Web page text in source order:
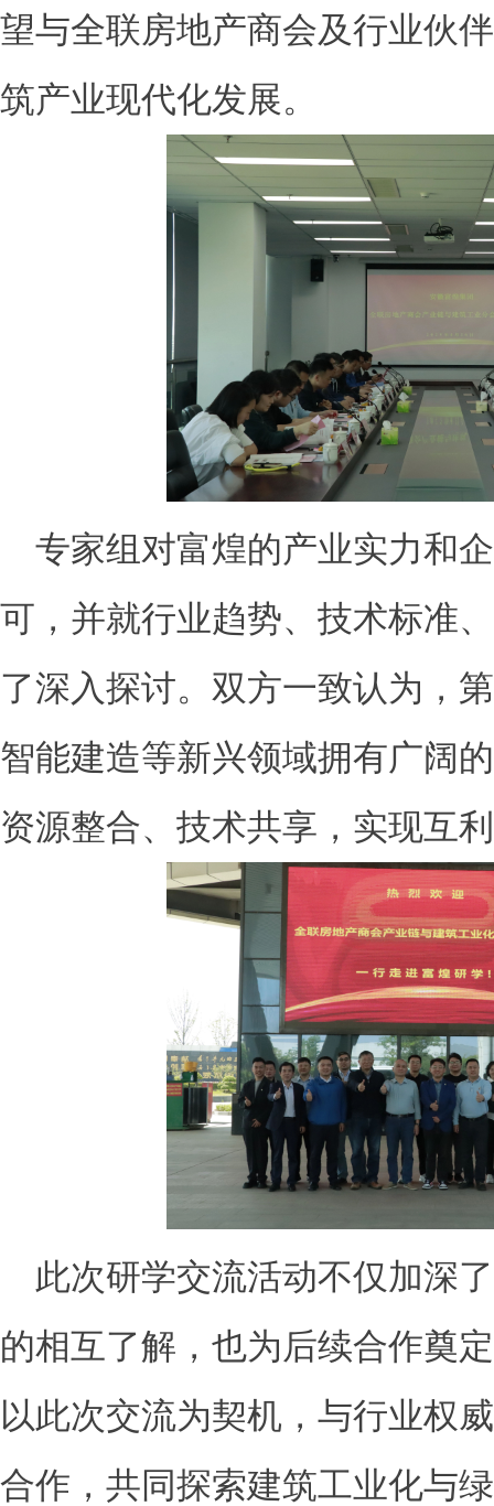
望与全联房地产商会及行业伙
筑产业现代化发展。
专家组对富煌的产业实力和
可，并就行业趋势、技术标准
了深入探讨。双方一致认为，
智能建造等新兴领域拥有广阔
资源整合、技术共享，实现互
此次研学交流活动不仅加深
的相互了解，也为后续合作奠
以此次交流为契机，与行业权
合作，共同探索建筑工业化与